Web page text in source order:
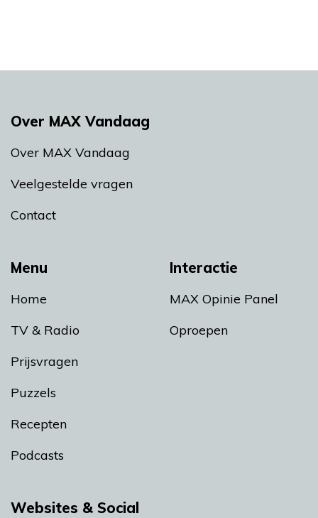
Menu
Home
TV & Radio
Prijsvragen
Puzzels
Recepten
Podcasts
Interactie
MAX Opinie Panel
Oproepen
Over MAX Vandaag
Over MAX Vandaag
Veelgestelde vragen
Contact
Websites & Social